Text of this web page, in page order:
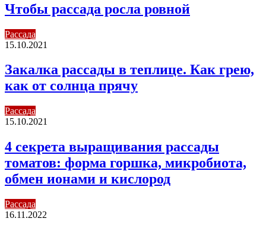
Чтобы рассада росла ровной
Рассада
15.10.2021
Закалка рассады в теплице. Как грею,
как от солнца прячу
Рассада
15.10.2021
4 секрета выращивания рассады
томатов: форма горшка, микробиота,
обмен ионами и кислород
Рассада
16.11.2022